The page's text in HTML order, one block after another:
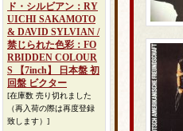
ド・シルビアン：RY
UICHI SAKAMOTO
& DAVID SYLVIAN /
禁じられた色彩：FO
RBIDDEN COLOUR
S 【7inch】 日本盤 初
回盤 ビクター
[在庫数 売り切れました
（再入荷の際は再度登録
致します）]